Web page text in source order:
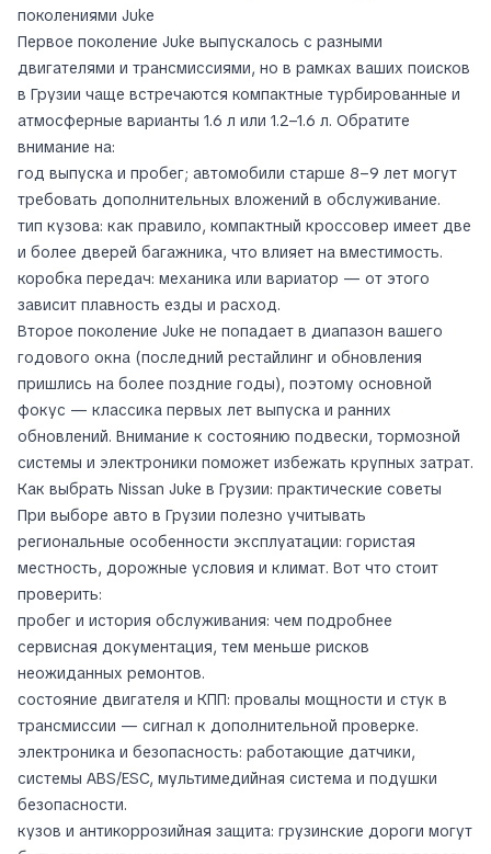
поколениями Juke
Первое поколение Juke выпускалось с разными
двигателями и трансмиссиями, но в рамках ваших поисков
в Грузии чаще встречаются компактные турбированные и
атмосферные варианты 1.6 л или 1.2–1.6 л. Обратите
внимание на:
год выпуска и пробег; автомобили старше 8–9 лет могут
требовать дополнительных вложений в обслуживание.
тип кузова: как правило, компактный кроссовер имеет две
и более дверей багажника, что влияет на вместимость.
коробка передач: механика или вариатор — от этого
зависит плавность езды и расход.
Второе поколение Juke не попадает в диапазон вашего
годового окна (последний рестайлинг и обновления
пришлись на более поздние годы), поэтому основной
фокус — классика первых лет выпуска и ранних
обновлений. Внимание к состоянию подвески, тормозной
системы и электроники поможет избежать крупных затрат.
Как выбрать Nissan Juke в Грузии: практические советы
При выборе авто в Грузии полезно учитывать
региональные особенности эксплуатации: гористая
местность, дорожные условия и климат. Вот что стоит
проверить:
пробег и история обслуживания: чем подробнее
сервисная документация, тем меньше рисков
неожиданных ремонтов.
состояние двигателя и КПП: провалы мощности и стук в
трансмиссии — сигнал к дополнительной проверке.
электроника и безопасность: работающие датчики,
системы ABS/ESC, мультимедийная система и подушки
безопасности.
кузов и антикоррозийная защита: грузинские дороги могут